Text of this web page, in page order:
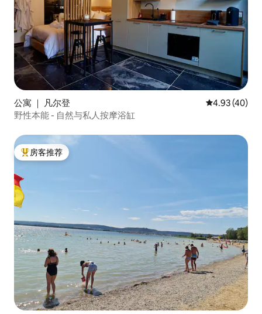
公寓 ｜ 凡尔登 平均评分
4.93 (40)
野性本能 - 自然与私人按摩浴缸
热门「房客推荐」
房客推荐